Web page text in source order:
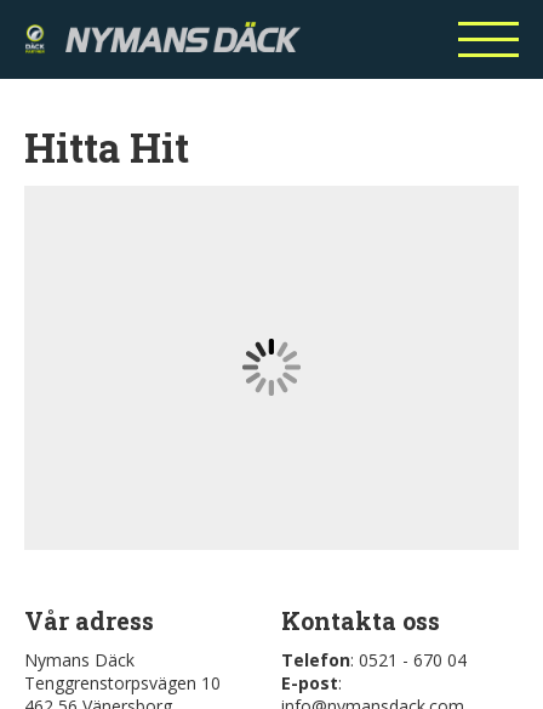
Hitta Hit
Vår adress
Nymans Däck
Tenggrenstorpsvägen 10
Kontakta oss
Telefon: 0521 - 670 04
E-post: